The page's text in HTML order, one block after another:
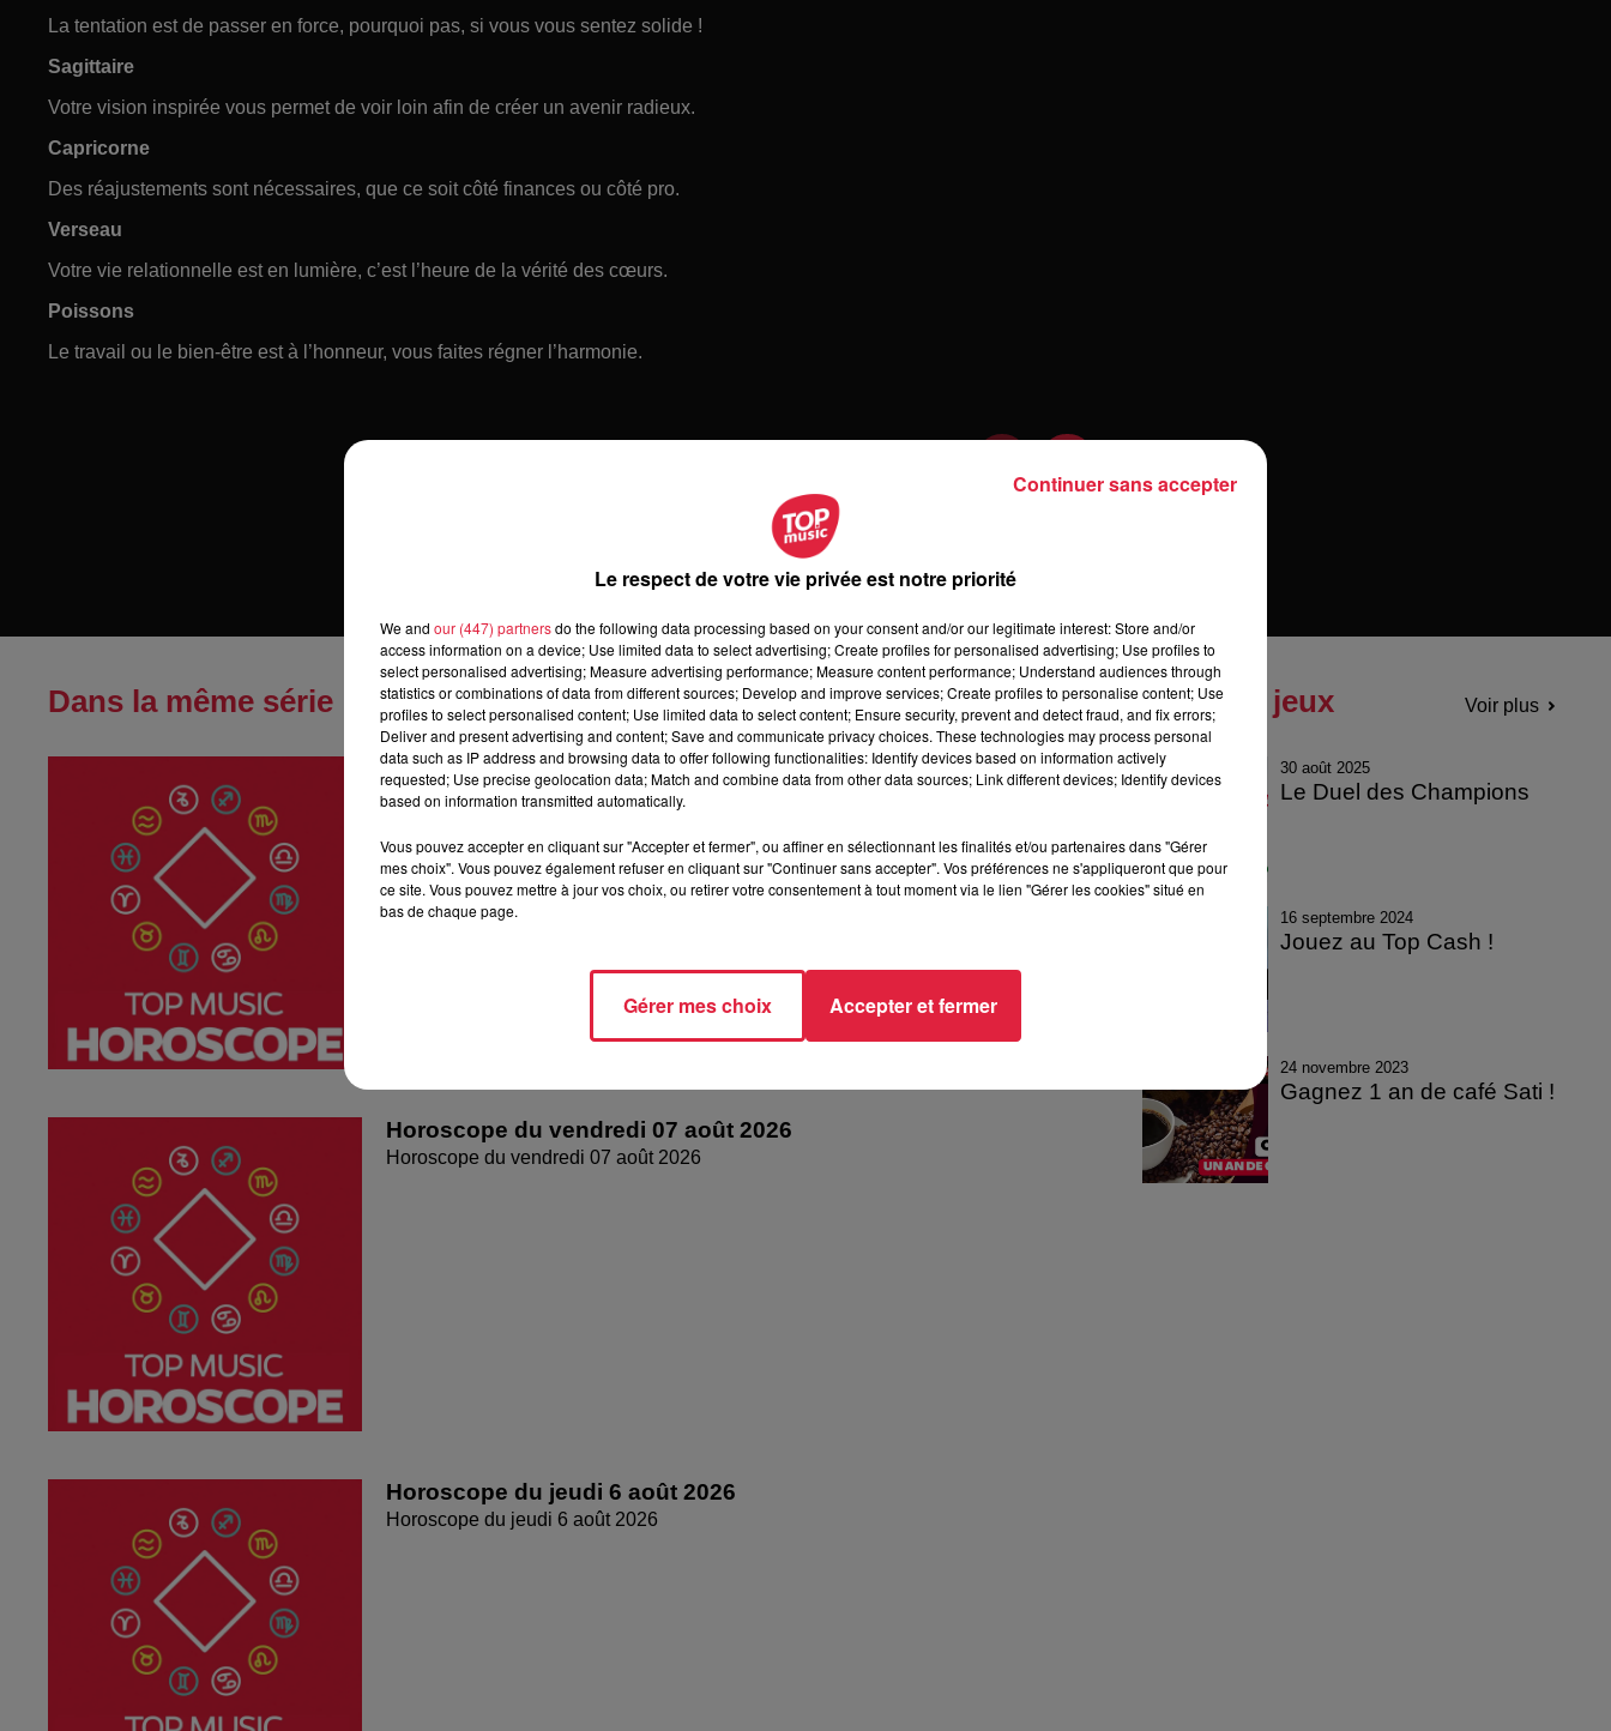
La tentation est de passer en force, pourquoi pas, si vous vous sentez solide !
Sagittaire
Votre vision inspirée vous permet de voir loin afin de créer un avenir radieux.
Capricorne
Des réajustements sont nécessaires, que ce soit côté finances ou côté pro.
Verseau
Votre vie relationnelle est en lumière, c’est l’heure de la vérité des cœurs.
Poissons
Le travail ou le bien-être est à l’honneur, vous faites régner l’harmonie.
Dans la même série
Horoscope du samedi 08 août 2026
Horoscope du samedi 08 août 2026
Horoscope du vendredi 07 août 2026
Horoscope du vendredi 07 août 2026
Horoscope du jeudi 6 août 2026
Horoscope du jeudi 6 août 2026
Tous les jeux Voir plus
30 août 2025
Le Duel des Champions
16 septembre 2024
Jouez au Top Cash !
24 novembre 2023
Gagnez 1 an de café Sati !
Le respect de votre vie privée est notre priorité
We and our (447) partnersdo the following data processing based on your consent and/or our legitimate interest: Store and/or
access information on a device; Use limited data to select advertising; Create profiles for personalised advertising; Use profiles to
select personalised advertising; Measure advertising performance; Measure content performance; Understand audiences through
statistics or combinations of data from different sources; Develop and improve services; Create profiles to personalise content; Use
profiles to select personalised content; Use limited data to select content; Ensure security, prevent and detect fraud, and fix errors;
Deliver and present advertising and content; Save and communicate privacy choices. These technologies may process personal
data such as IP address and browsing data to offer following functionalities: Identify devices based on information actively
requested; Use precise geolocation data; Match and combine data from other data sources; Link different devices; Identify devices
based on information transmitted automatically.
Vous pouvez accepter en cliquant sur "Accepter et fermer", ou affiner en sélectionnant les finalités et/ou partenaires dans "Gérer
mes choix". Vous pouvez également refuser en cliquant sur "Continuer sans accepter". Vos préférences ne s'appliqueront que pour
ce site. Vous pouvez mettre à jour vos choix, ou retirer votre consentement à tout moment via le lien "Gérer les cookies" situé en
bas de chaque page.
Gérer mes choix Accepter et fermer
Continuer sans accepter